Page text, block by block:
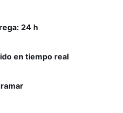
24 h
en tiempo real